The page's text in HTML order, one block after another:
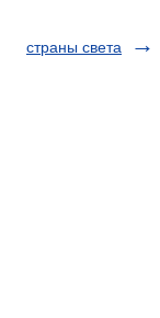
страны света